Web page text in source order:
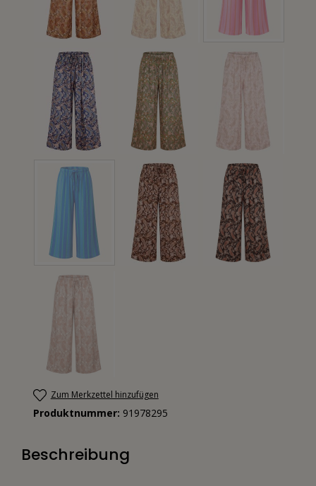
Zum Merkzettel hinzufügen
Produktnummer: 91978295
Beschreibung